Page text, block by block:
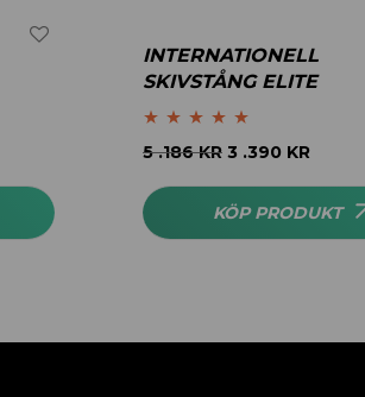
INTERNATIONELL
SKIVSTÅNG ELITE
Betygsatt5.00
5 .186KR 3 .390 KR
KÖP PRODUKT